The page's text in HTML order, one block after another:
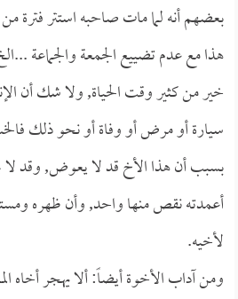
بعضهم أنه لما مات صاحبه استتر فترة
هذا مع عدم تضييع الجمعة والجماعة
خير من كثير وقت الحياة, ولا شك أن
سيارة أو مرض أو وفاة أو نحو ذلك
بسبب أن هذا الأخ قد لا يعوض, وقد لا
أعمدته نقص منها واحد, وأن ظهره
لأخيه.
ومن آداب الأخوة أيضاً: ألا يهجر أخاه